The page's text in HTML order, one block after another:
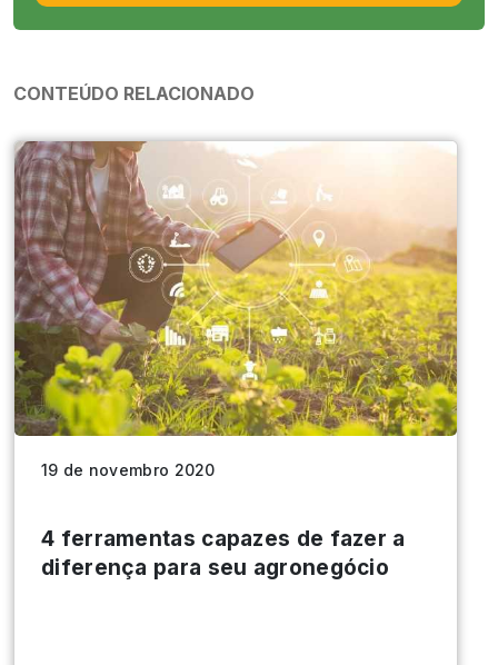
CONTEÚDO RELACIONADO
19 de novembro 2020
4 ferramentas capazes de fazer a
diferença para seu agronegócio